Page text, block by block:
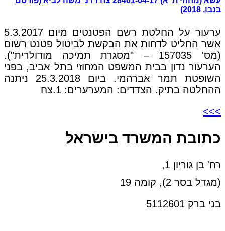
בנבו, 2018)
ערעור על החלטת רשם הפטנטים מיום 5.3.2017
אשר החליט לדחות את הבקשת לביטול פטנט רשום
(מס' 157035 – "מסגרת תמיכה מודולרית").
הערעור נדון בבית המשפט המחוזי בתל אביב, בפני
השופטת תמר אברהמי. ביום 25.3.2018 ניתנה
ההחלטה בתיק. הצדדים: המערערים: 1.צח
>>>
כתובת המשרד בישראל
רח' בן גוריון 1,
(מגדל בסר 2), קומה 19
בני ברק 5112601